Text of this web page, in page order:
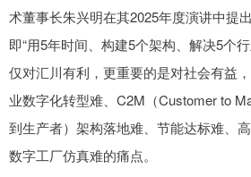
术董事长朱兴明在其2025年度演讲中提
即“用5年时间、构建5个架构、解决5个
仅对汇川有利，更重要的是对社会有益
业数字化转型难、C2M（Customer to
到生产者）架构落地难、节能达标难、
数字工厂仿真难的痛点。